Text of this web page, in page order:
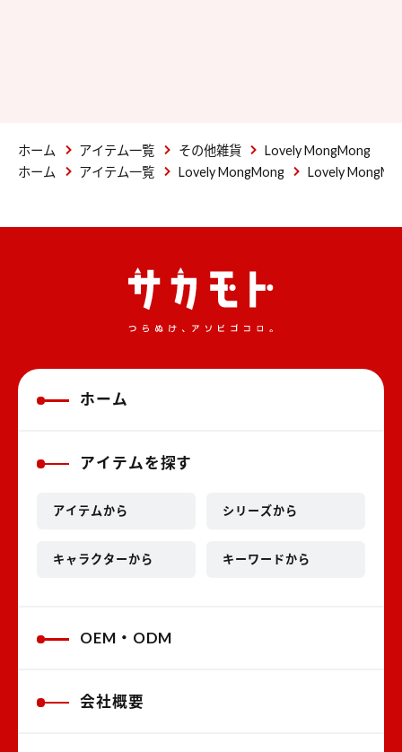
ホーム アイテム一覧 その他雑貨
Lovely MongMong ぬ
ホーム
アイテム一覧 Lovely MongMong Lovely
ホーム
アイテムを探す
アイテムから シリーズから
キャラクターから キーワードから
OEM・ODM
会社概要